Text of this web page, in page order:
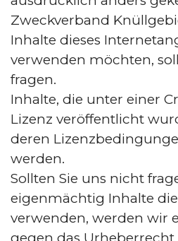
Zweckverband
Inhalte dieses
verwenden möchten,
fragen.
Inhalte, die unter einer
Lizenz veröffentlicht
deren
werden.
Sollten Sie uns nicht
eigenmächtig Inhalte
verwenden, werden wir
gegen das